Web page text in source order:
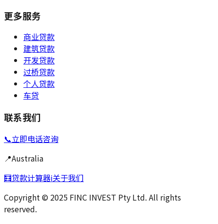
更多服务
商业贷款
建筑贷款
开发贷款
过桥贷款
个人贷款
车贷
联系我们
📞立即电话咨询
📍Australia
🧮贷款计算器ℹ️关于我们
Copyright © 2025 FINC INVEST Pty Ltd. All rights
reserved.